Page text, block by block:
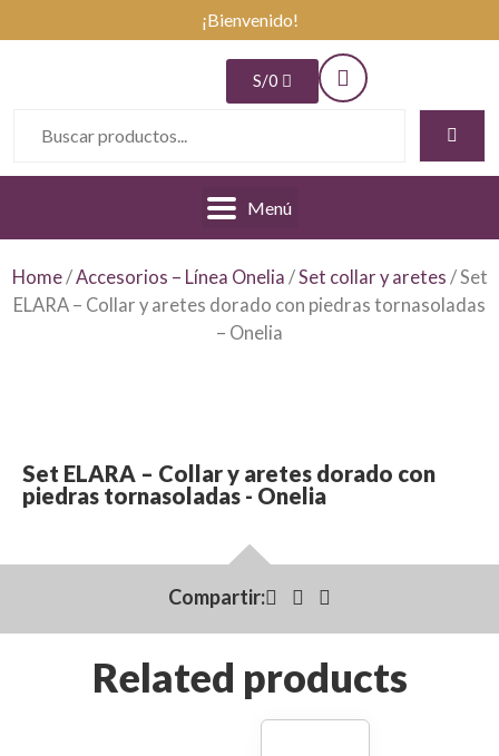
¡Bienvenido!
S/0
Menú
Home/Accesorios – Línea Onelia /Set collar y aretes / Set
ELARA – Collar y aretes dorado con piedras tornasoladas
– Onelia
Set ELARA – Collar y aretes dorado con
piedras tornasoladas - Onelia
Compartir:
Related products